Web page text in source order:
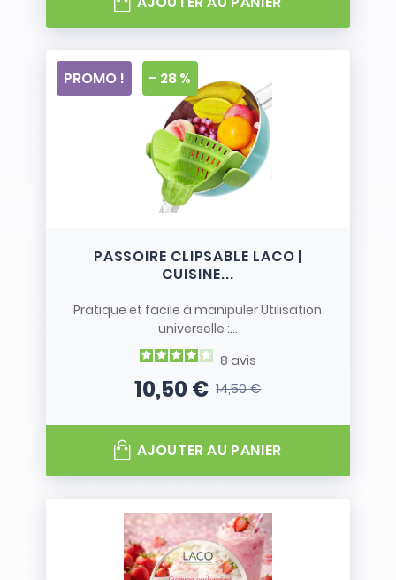
PASSOIRE CLIPSABLE LACO |
CUISINE...
Pratique et facile à manipuler Utilisation
universelle :...
8 avis
Prix
10,50 €Prix de base
14,50 €
PROMO ! - 28 %
AJOUTER AU PANIER